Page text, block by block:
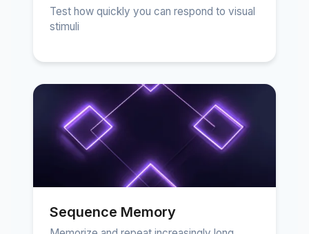
Test how quickly you can respond to visual
stimuli
Sequence Memory